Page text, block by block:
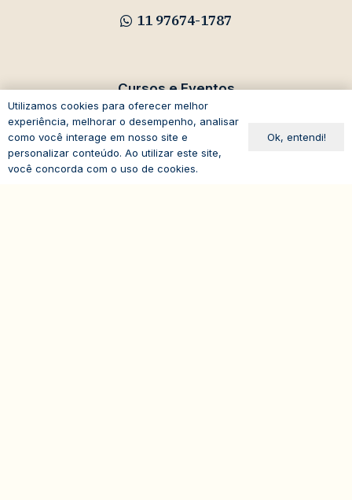
11 97674-1787
Cursos e Eventos
eventos@iasp.org.br
11 94047-5796
Utilizamos cookies para oferecer melhor
experiência, melhorar o desempenho, analisar
como você interage em nosso site e
personalizar conteúdo. Ao utilizar este site,
você concorda com o uso de cookies.
Ok, entendi!